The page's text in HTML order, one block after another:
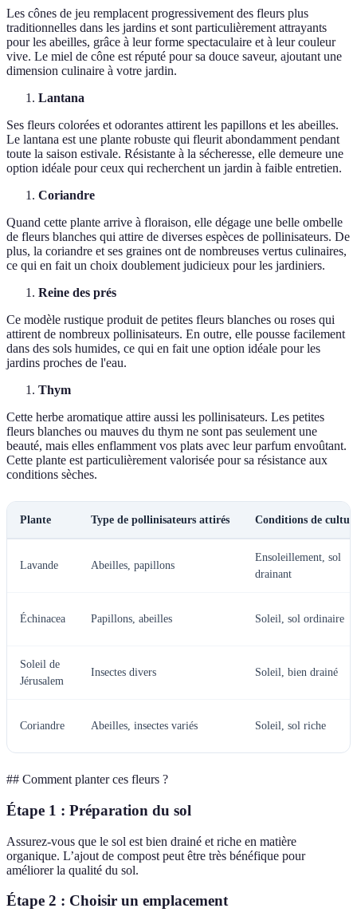
Les cônes de jeu remplacent progressivement des fleurs plus
traditionnelles dans les jardins et sont particulièrement attrayants
pour les abeilles, grâce à leur forme spectaculaire et à leur couleur
vive. Le miel de cône est réputé pour sa douce saveur, ajoutant une
dimension culinaire à votre jardin.
Lantana
Ses fleurs colorées et odorantes attirent les papillons et les abeilles.
Le lantana est une plante robuste qui fleurit abondamment pendant
toute la saison estivale. Résistante à la sécheresse, elle demeure une
option idéale pour ceux qui recherchent un jardin à faible entretien.
Coriandre
Quand cette plante arrive à floraison, elle dégage une belle ombelle
de fleurs blanches qui attire de diverses espèces de pollinisateurs. De
plus, la coriandre et ses graines ont de nombreuses vertus culinaires,
ce qui en fait un choix doublement judicieux pour les jardiniers.
Reine des prés
Ce modèle rustique produit de petites fleurs blanches ou roses qui
attirent de nombreux pollinisateurs. En outre, elle pousse facilement
dans des sols humides, ce qui en fait une option idéale pour les
jardins proches de l'eau.
Thym
Cette herbe aromatique attire aussi les pollinisateurs. Les petites
fleurs blanches ou mauves du thym ne sont pas seulement une
beauté, mais elles enflamment vos plats avec leur parfum envoûtant.
Cette plante est particulièrement valorisée pour sa résistance aux
conditions sèches.
Plante Type de pollinisateurs attirés Conditions de
Lavande Abeilles, papillons
Ensoleillement, sol
drainant
Échinacea Papillons, abeilles Soleil, sol ordinaire
Soleil de
Jérusalem
Insectes divers Soleil, bien drainé
Coriandre Abeilles, insectes variés Soleil, sol riche
## Comment planter ces fleurs ?
Étape 1 : Préparation du sol
Assurez-vous que le sol est bien drainé et riche en matière
organique. L’ajout de compost peut être très bénéfique pour
améliorer la qualité du sol.
Étape 2 : Choisir un emplacement